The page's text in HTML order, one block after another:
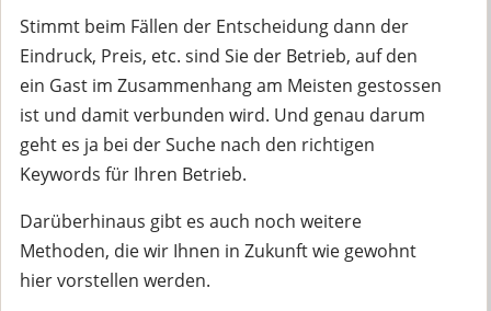
Stimmt beim Fällen der Entscheidung dann der
Eindruck, Preis, etc. sind Sie der Betrieb, auf den
ein Gast im Zusammenhang am Meisten gestossen
ist und damit verbunden wird. Und genau darum
geht es ja bei der Suche nach den richtigen
Keywords für Ihren Betrieb.
Darüberhinaus gibt es auch noch weitere
Methoden, die wir Ihnen in Zukunft wie gewohnt
hier vorstellen werden.